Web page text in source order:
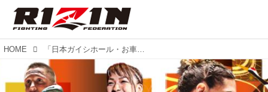
HOME 「日本ガイシホール・お車にてご来場のお客様へ」 駐車場利用案内